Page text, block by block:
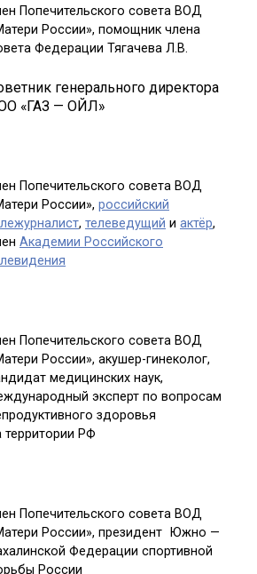
Попечительского совета ВОД
России», помощник члена
Федерации Тягачева Л.В.
генерального директора
«ГАЗ — ОЙЛ»
Попечительского совета ВОД
России», российский
, телеведущий и актёр,
Академии Российского
Попечительского совета ВОД
России», акушер-гинеколог,
медицинских наук,
эксперт по вопросам
здоровья
территории РФ
Попечительского совета ВОД
России», президент Южно —
Федерации спортивной
России